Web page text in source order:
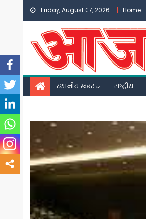
Skip
content
Friday, August 07, 2026 Home
स्थानीय खबर राष्ट्रीय